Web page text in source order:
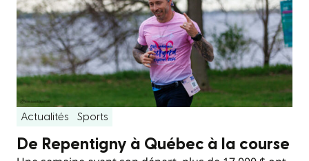
Actualités Sports
De Repentigny à Québec à la course